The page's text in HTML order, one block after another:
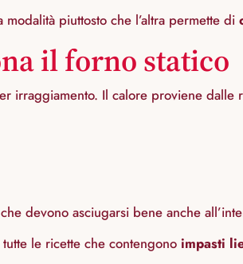
piuttosto che l’altra permette di
il forno statico
irraggiamento. Il calore proviene dalle
devono asciugarsi bene anche
le ricette che contengono impasti